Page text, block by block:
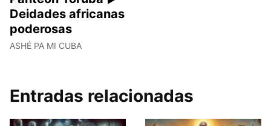
Deidades africanas
poderosas
ASHÉ PA MI CUBA
Entradas relacionadas